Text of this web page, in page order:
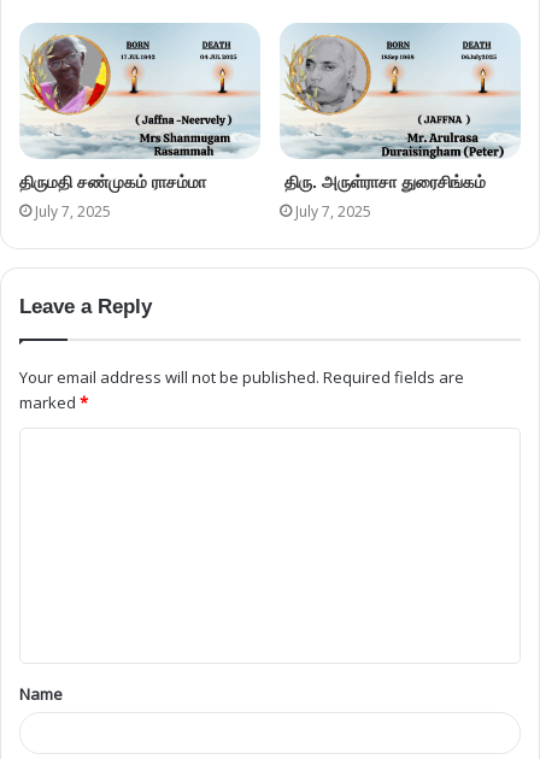
திருமதி சண்முகம் ராசம்மா
July 7, 2025
திரு. அருள்ராசா துரைசிங்கம்
July 7, 2025
Leave a Reply
Your email address will not be published. Required fields are
marked *
Name